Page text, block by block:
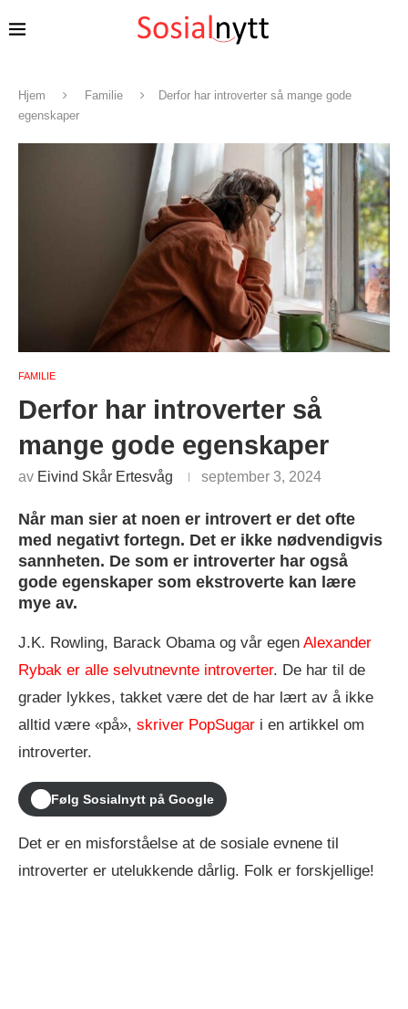
Hjem Familie
Derfor har introverter så mange gode
egenskaper
FAMILIE
Derfor har introverter så
mange gode egenskaper
av Eivind Skår Ertesvåg september 3, 2024
Når man sier at noen er introvert er det ofte
med negativt fortegn. Det er ikke nødvendigvis
sannheten. De som er introverter har også
gode egenskaper som ekstroverte kan lære
mye av.
J.K. Rowling, Barack Obama og vår egen Alexander
Rybak er alle selvutnevnte introverter. De har til de
grader lykkes, takket være det de har lært av å ikke
alltid være «på», skriver PopSugar i en artikkel om
introverter.
Følg Sosialnytt på Google
Det er en misforståelse at de sosiale evnene til
introverter er utelukkende dårlig. Folk er forskjellige!